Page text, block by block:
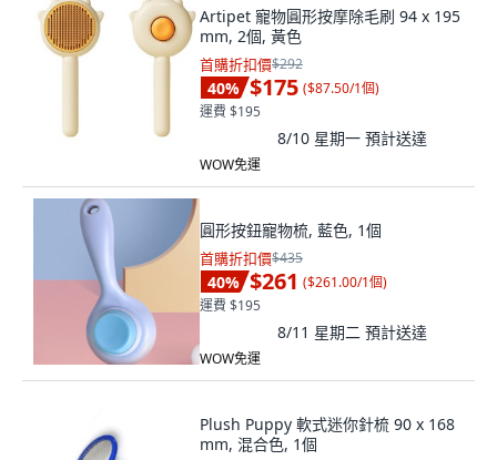
Artipet 寵物圓形按摩除毛刷 94 x 195
mm, 2個, 黃色
首購折扣價$292
40% $175 ($87.50/1個)
運費 $195
8/10 星期一 預計送達
WOW免運
圓形按鈕寵物梳, 藍色, 1個
首購折扣價$435
40% $261 ($261.00/1個)
運費 $195
8/11 星期二 預計送達
WOW免運
Plush Puppy 軟式迷你針梳 90 x 168
mm, 混合色, 1個